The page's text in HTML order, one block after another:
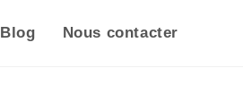
Blog Nous contacter